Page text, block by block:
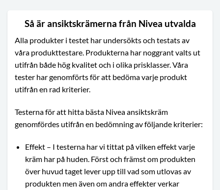
Så är ansiktskrämerna från Nivea utvalda
Alla produkter i testet har undersökts och testats av
våra produkttestare. Produkterna har noggrant valts ut
utifrån både hög kvalitet och i olika prisklasser. Våra
tester har genomförts för att bedöma varje produkt
utifrån en rad kriterier.
Testerna för att hitta bästa Nivea ansiktskräm
genomfördes utifrån en bedömning av följande kriterier:
Effekt – I testerna har vi tittat på vilken effekt varje
kräm har på huden. Först och främst om produkten
över huvud taget lever upp till vad som utlovas av
produkten men även om andra effekter verkar